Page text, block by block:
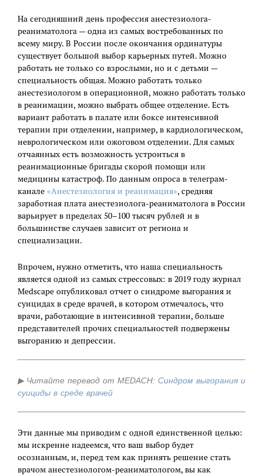
На сегодняшний день профессия анестезиолога-
реаниматолога — одна из самых востребованных по
всему миру. В России после окончания ординатуры
существует большой выбор карьерных путей. Можно
работать не только со взрослыми, но и с детьми —
специальность общая. Можно работать только
анестезиологом в операционной, можно работать только
в реанимации, можно выбрать общее отделение. Есть
вариант работать в палате или боксе интенсивной
терапии при отделении, например, в кардиологическом,
неврологическом или ожоговом отделении. Для самых
отчаянных есть возможность устроиться в
реанимационные бригады скорой помощи или
медицины катастроф. По данным опроса в телеграм-
канале «Анестезиология и реанимация», средняя
заработная плата анестезиолога-реаниматолога в России
варьирует в пределах 50–100 тысяч рублей и в
большинстве случаев зависит от региона и
специализации.
Впрочем, нужно отметить, что наша специальность
является одной из самых стрессовых: в 2019 году журнал
Medscape опубликовал отчет о синдроме выгорания и
суицидах в среде врачей, в котором отмечалось, что
врачи, работающие в интенсивной терапии, больше
представителей прочих специальностей подвержены
выгоранию и депрессии.
▶ Читайте перевод от MEDACH: Синдром выгорания и
суициды в среде врачей
Эти данные мы приводим с одной единственной целью:
мы искренне надеемся, что ваш выбор будет
осознанным, и, перед тем как принять решение стать
врачом анестезиологом-реаниматологом, вы как